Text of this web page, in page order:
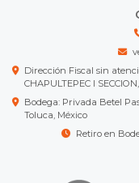
Dirección Fiscal sin
CHAPULTEPEC I
Bodega: Privada Betel
Toluca, México
Retiro en